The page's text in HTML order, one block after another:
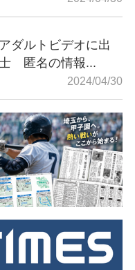
ダルトビデオに出
匿名の情報...
2024/04/30